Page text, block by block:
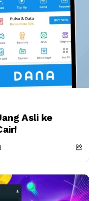
Asli ke